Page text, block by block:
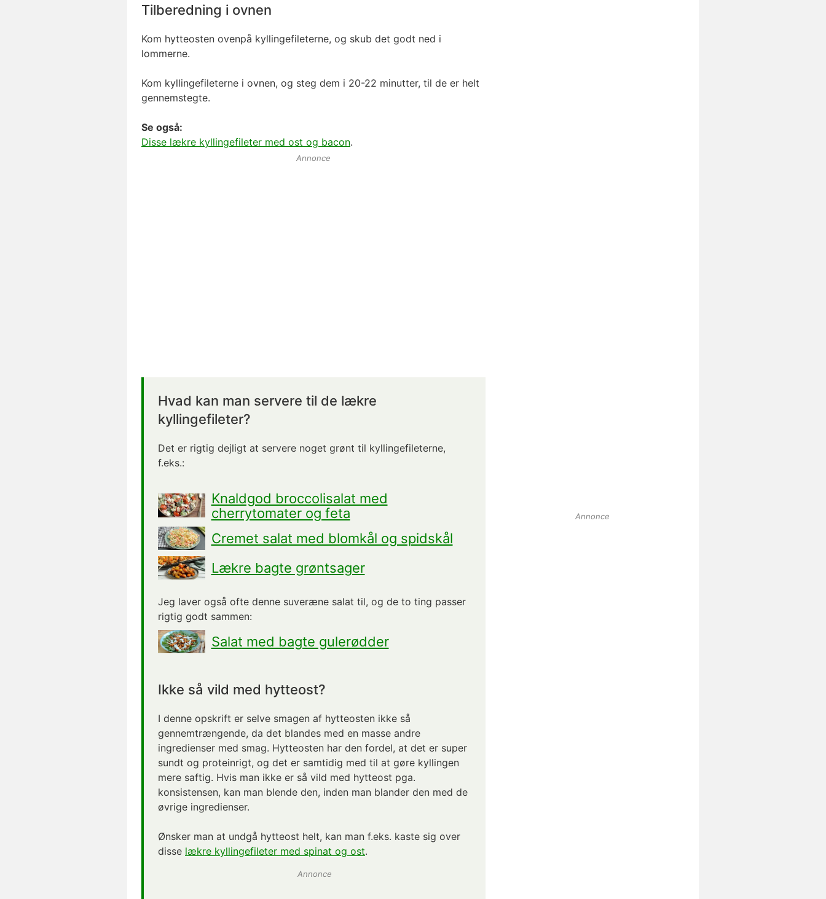
Tilberedning i ovnen
Kom hytteosten ovenpå kyllingefileterne, og skub det godt ned i
lommerne.
Kom kyllingefileterne i ovnen, og steg dem i 20-22 minutter, til de er helt
gennemstegte.
Se også:
Disse lækre kyllingefileter med ost og bacon.
Annonce
Hvad kan man servere til de lækre
kyllingefileter?
Det er rigtig dejligt at servere noget grønt til kyllingefileterne,
f.eks.:
Knaldgod broccolisalat med
cherrytomater og feta
Cremet salat med blomkål og spidskål
Lækre bagte grøntsager
Jeg laver også ofte denne suveræne salat til, og de to ting passer
rigtig godt sammen:
Salat med bagte gulerødder
Ikke så vild med hytteost?
I denne opskrift er selve smagen af hytteosten ikke så
gennemtrængende, da det blandes med en masse andre
ingredienser med smag. Hytteosten har den fordel, at det er super
sundt og proteinrigt, og det er samtidig med til at gøre kyllingen
mere saftig. Hvis man ikke er så vild med hytteost pga.
konsistensen, kan man blende den, inden man blander den med de
øvrige ingredienser.
Ønsker man at undgå hytteost helt, kan man f.eks. kaste sig over
disse lækre kyllingefileter med spinat og ost.
Annonce
Annonce